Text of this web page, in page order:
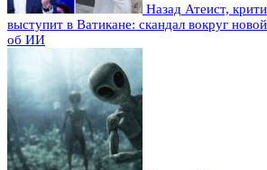
Назад Атеист,
выступит в Ватикане: скандал вокруг
об ИИ